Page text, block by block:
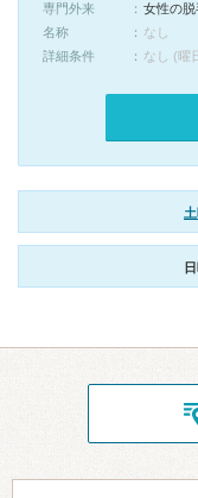
専門外来
女性の
名称
なし
詳細条件
なし (曜